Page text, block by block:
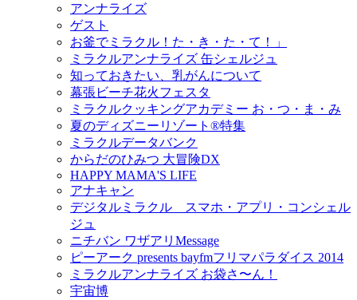
アンナライズ
ゲスト
お釜でミラクル！た・き・た・て！」
ミラクルアンナライズ 缶シェルジュ
知っておきたい、乳がんについて
幕張ビーチ花火フェスタ
ミラクルクッキングアカデミー お・つ・ま・み
夏のディズニーリゾート®特集
ミラクルデータバンク
からだのひみつ 大冒険DX
HAPPY MAMA'S LIFE
アナキャン
デジタルミラクル スマホ・アプリ・コンシェル
ジュ
ニチバン ワザアリMessage
ピーアーク presents bayfmフリマパラダイス 2014
ミラクルアンナライズ お袋さ〜ん！
宇宙博